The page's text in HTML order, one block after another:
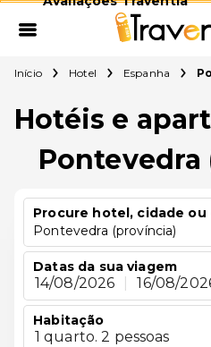
Início Hotel Espanha
Hotéis e
Procure hotel, cidade
Pontevedra (província)
Datas da sua viagem
14/08/2026 16/08/
Habitação
1 quarto. 2 pessoas